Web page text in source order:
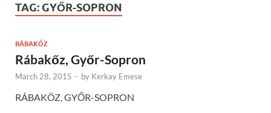
TAG: GYŐR-SOPRON
RÁBAKŐZ
Rábakőz, Győr-Sopron
March 28, 2015 - by Kerkay Emese
RÁBAKÖZ, GYŐR-SOPRON